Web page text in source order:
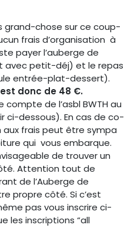
grand-chose sur ce coup-
frais d’organisation à
payer l’auberge de
avec petit-déj) et le repas
entrée-plat-dessert).
donc de 48 €.
compte de l’asbl BWTH au
ci-dessous). En cas de co-
frais peut être sympa
qui vous embarque.
de trouver un
Attention tout de
de l’Auberge de
propre côté. Si c’est
pas vous inscrire ci-
les inscriptions “all